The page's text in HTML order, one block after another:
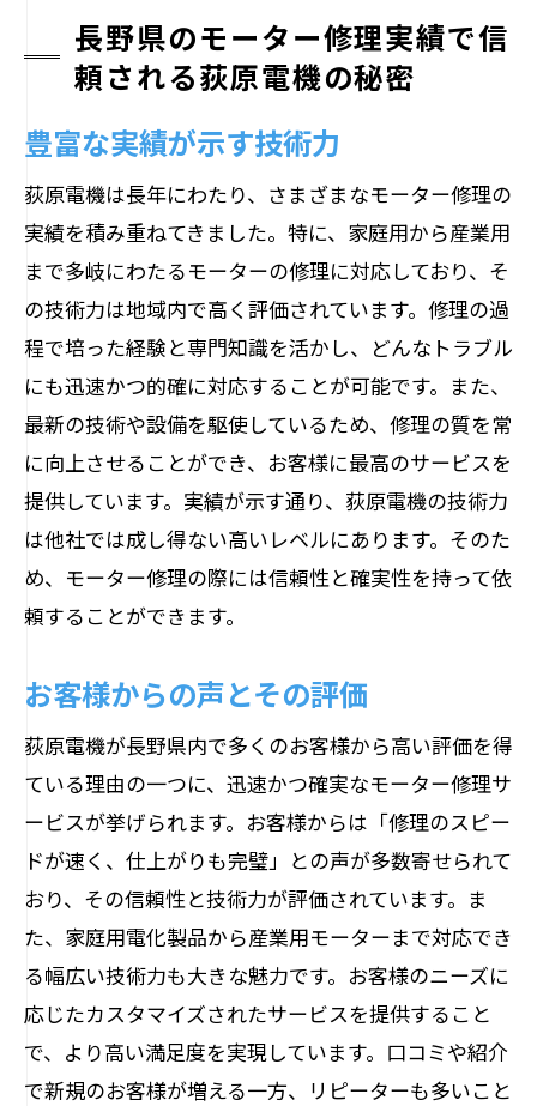
長野県のモーター修理実績で信
頼される荻原電機の秘密
豊富な実績が示す技術力
荻原電機は長年にわたり、さまざまなモーター修理の
実績を積み重ねてきました。特に、家庭用から産業用
まで多岐にわたるモーターの修理に対応しており、そ
の技術力は地域内で高く評価されています。修理の過
程で培った経験と専門知識を活かし、どんなトラブル
にも迅速かつ的確に対応することが可能です。また、
最新の技術や設備を駆使しているため、修理の質を常
に向上させることができ、お客様に最高のサービスを
提供しています。実績が示す通り、荻原電機の技術力
は他社では成し得ない高いレベルにあります。そのた
め、モーター修理の際には信頼性と確実性を持って依
頼することができます。
お客様からの声とその評価
荻原電機が長野県内で多くのお客様から高い評価を得
ている理由の一つに、迅速かつ確実なモーター修理サ
ービスが挙げられます。お客様からは「修理のスピー
ドが速く、仕上がりも完璧」との声が多数寄せられて
おり、その信頼性と技術力が評価されています。ま
た、家庭用電化製品から産業用モーターまで対応でき
る幅広い技術力も大きな魅力です。お客様のニーズに
応じたカスタマイズされたサービスを提供すること
で、より高い満足度を実現しています。口コミや紹介
で新規のお客様が増える一方、リピーターも多いこと